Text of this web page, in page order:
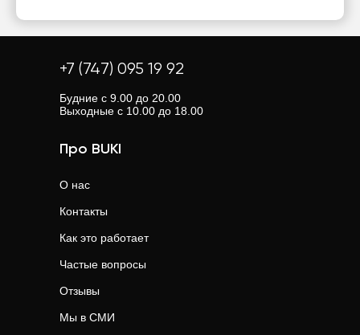
+7 (747) 095 19 92
Будние с 9.00 до 20.00
Выходные с 10.00 до 18.00
Про BUKI
О нас
Контакты
Как это работает
Частые вопросы
Отзывы
Мы в СМИ